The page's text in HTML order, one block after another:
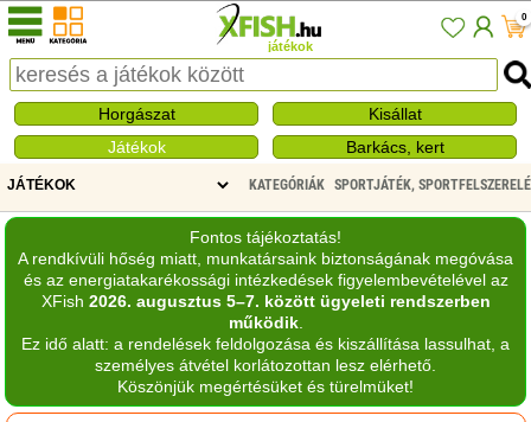
játékok
0
Horgászat
Kisállat
Játékok
Barkács, kert
KATEGÓRIÁK SPORTJÁTÉK,
Fontos tájékoztatás!
A rendkívüli hőség miatt, munkatársaink biztonságának megóvása
és az energiatakarékossági intézkedések figyelembevételével az
XFish 2026. augusztus 5–7. között ügyeleti rendszerben
működik.
Ez idő alatt: a rendelések feldolgozása és kiszállítása lassulhat, a
személyes átvétel korlátozottan lesz elérhető.
Köszönjük megértésüket és türelmüket!